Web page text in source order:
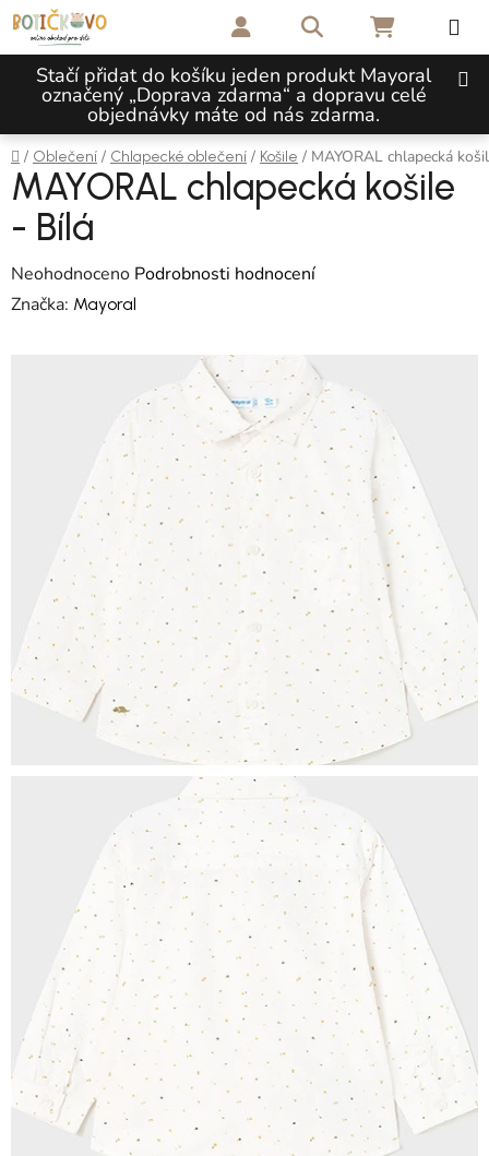
Přejít na obsah
Stačí přidat do košíku jeden produkt Mayoral
označený „Doprava zdarma“ a dopravu celé
objednávky máte od nás zdarma.
Hledat NÁKUPNÍ
Domů
/ Oblečení / Chlapecké oblečení / Košile / MAYORAL chlapecká
MAYORAL chlapecká košile
- Bílá
Průměrné hodnocení produktu je 0,0 z 5 hvězdiček.
Neohodnoceno Podrobnosti hodnocení
Značka: Mayoral